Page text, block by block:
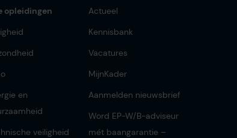
opleidingen
en
veiligheid
Actueel
Kennisbank
Vacatures
MijnKader
Aanmelden nieuwsbrief
Word EP-W/B-adviseur
mét baangarantie –